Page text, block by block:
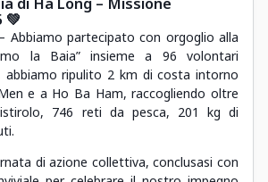
💚
Abbiamo partecipato con orgoglio alla
la Baia” insieme a 96 volontari
abbiamo ripulito 2 km di costa intorno
e a Ho Ba Ham, raccogliendo oltre
746 reti da pesca, 201 kg di
di azione collettiva, conclusasi con